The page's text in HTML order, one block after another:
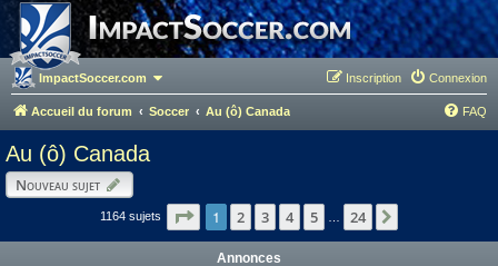
ImpactSoccer.com Connexion
Inscription
Accueil du forum Soccer Au (ô) Canada FAQ
Au (ô) Canada
Nouveau sujet
1164 sujets Page sur 24
1 2 3 4 5 24
Annonces